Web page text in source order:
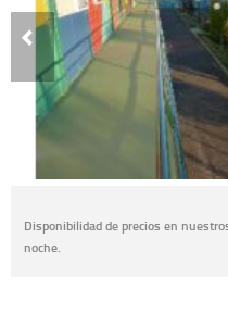
Disponibilidad de precios en
noche.